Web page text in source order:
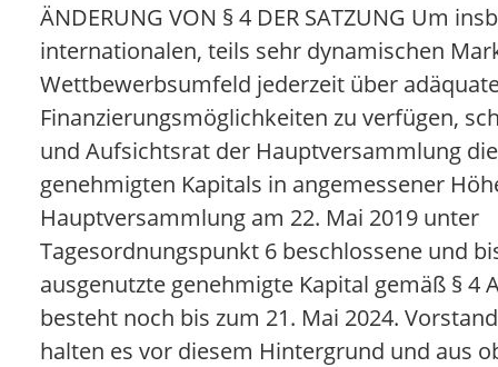
ÄNDERUNG VON § 4 DER SATZUNG Um
internationalen, teils sehr dynamischen
Wettbewerbsumfeld jederzeit über
Finanzierungsmöglichkeiten zu verfügen,
und Aufsichtsrat der Hauptversammlung
genehmigten Kapitals in angemessener
Hauptversammlung am 22. Mai 2019 unter
Tagesordnungspunkt 6 beschlossene und
ausgenutzte genehmigte Kapital gemäß § 4
besteht noch bis zum 21. Mai 2024.
halten es vor diesem Hintergrund und aus